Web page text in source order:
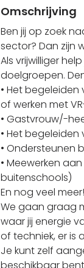
Omschrijving
Ben jij op zoek
sector? Dan zijn
Als vrijwilliger
doelgroepen.
• Het
of werken met
• Gastvrouw/-
• Het
• Ondersteunen
• Meewerken
buitenschools)
En nog veel
We gaan graag
waar jij energie
of techniek, er is
Je kunt zelf